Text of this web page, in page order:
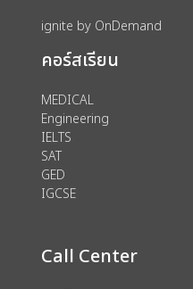
ignite by OnDemand
คอร์สเรียน
MEDICAL
Engineering
IELTS
SAT
GED
IGCSE
Call Center